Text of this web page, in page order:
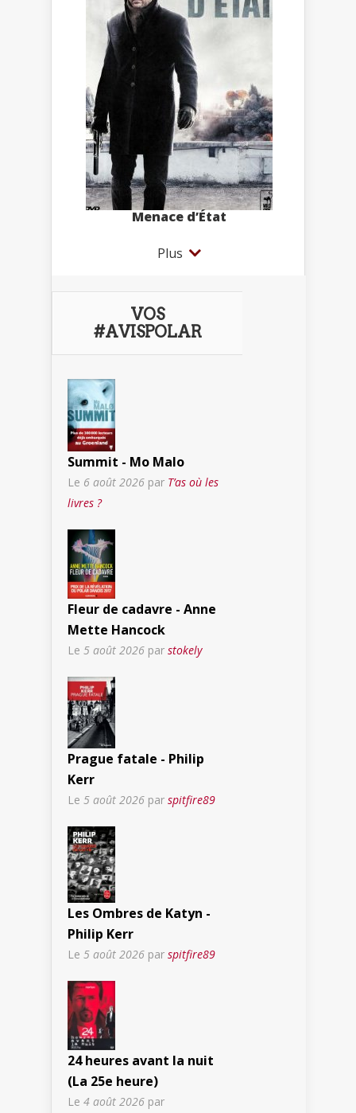
Menace d’État
Plus
VOS
#AVISPOLAR
Summit - Mo Malo
Le 6 août 2026 par T’as où les
livres ?
Fleur de cadavre - Anne
Mette Hancock
Le 5 août 2026 par stokely
Prague fatale - Philip
Kerr
Le 5 août 2026 par spitfire89
Les Ombres de Katyn -
Philip Kerr
Le 5 août 2026 par spitfire89
24 heures avant la nuit
(La 25e heure)
Le 4 août 2026 par